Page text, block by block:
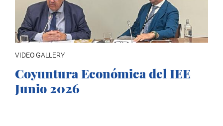
VIDEO GALLERY
Coyuntura Económica del IEE
Junio 2026